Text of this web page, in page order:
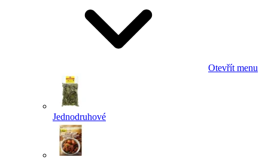
Otevřít menu
Jednodruhové